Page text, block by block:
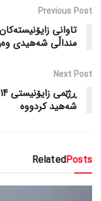
Previous Post
منداڵی شەهیدی
Next Post
شەهید کردووە
RelatedPosts